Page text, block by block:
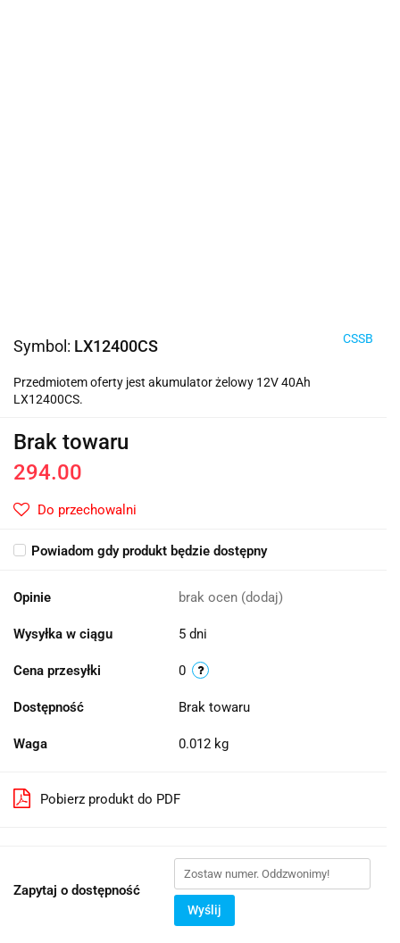
Symbol: LX12400CS CSSB
Przedmiotem oferty jest akumulator żelowy 12V 40Ah
LX12400CS.
Brak towaru
294.00
Do przechowalni
Powiadom gdy produkt będzie dostępny
Opinie brak ocen (dodaj)
Wysyłka w ciągu 5 dni
Cena przesyłki 0
Dostępność Brak towaru
Waga 0.012 kg
Pobierz produkt do PDF
Zapytaj o dostępność
Wyślij